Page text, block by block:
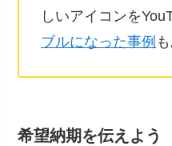
しいアイコンを
ブルになった事例
希望納期を伝えよう